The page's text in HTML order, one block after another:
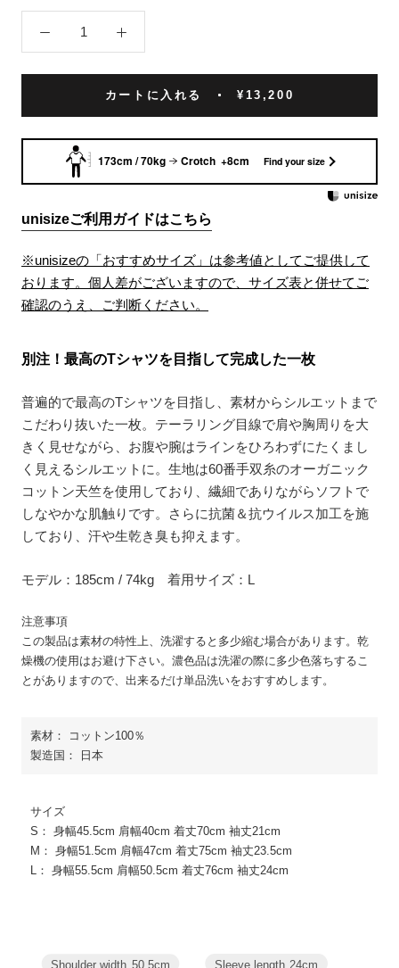
カートに入れる ¥13,200
173cm / 70kg Crotch +8cm Find your size
unisizeご利用ガイドはこちら
※unisizeの「おすすめサイズ」は参考値としてご提供して
おります。個人差がございますので、サイズ表と併せてご
確認のうえ、ご判断ください。
別注！最高のTシャツを目指して完成した一枚
普遍的で最高のTシャツを目指し、素材からシルエットまで
こだわり抜いた一枚。テーラリング目線で肩や胸周りを大
きく見せながら、お腹や腕はラインをひろわずにたくまし
く見えるシルエットに。生地は60番手双糸のオーガニック
コットン天竺を使用しており、繊細でありながらソフトで
しなやかな肌触りです。さらに抗菌＆抗ウイルス加工を施
しており、汗や生乾き臭も抑えます。
モデル：185cm / 74kg 着用サイズ：L
注意事項
この製品は素材の特性上、洗濯すると多少縮む場合があります。乾
燥機の使用はお避け下さい。濃色品は洗濯の際に多少色落ちするこ
とがありますので、出来るだけ単品洗いをおすすめします。
素材： コットン100％
製造国： 日本
サイズ
S： 身幅45.5cm 肩幅40cm 着丈70cm 袖丈21cm
M： 身幅51.5cm 肩幅47cm 着丈75cm 袖丈23.5cm
L： 身幅55.5cm 肩幅50.5cm 着丈76cm 袖丈24cm
Sleeve length 24cm
Shoulder width 50.5cm